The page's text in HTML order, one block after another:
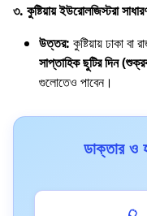
৩. কুষ্টিয়ায় ইউরোলজিস্টরা
উত্তর: কুষ্টিয়ায় ঢাকা
সাপ্তাহিক ছুটির দিন
গুলোতেও পাবেন।
ডাক্তার ও